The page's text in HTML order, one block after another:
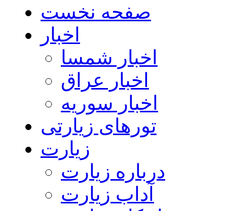
صفحه نخست
اخبار
اخبار شمسا
اخبار عراق
اخبار سوریه
تورهای زیارتی
زیارت
درباره زیارت
آداب زیارت